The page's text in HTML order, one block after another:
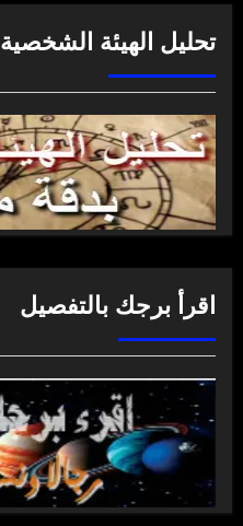
تحليل الهيئة الشخصية
اقرأ برجك بالتفصيل